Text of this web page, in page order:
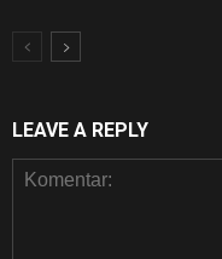
LEAVE A REPLY